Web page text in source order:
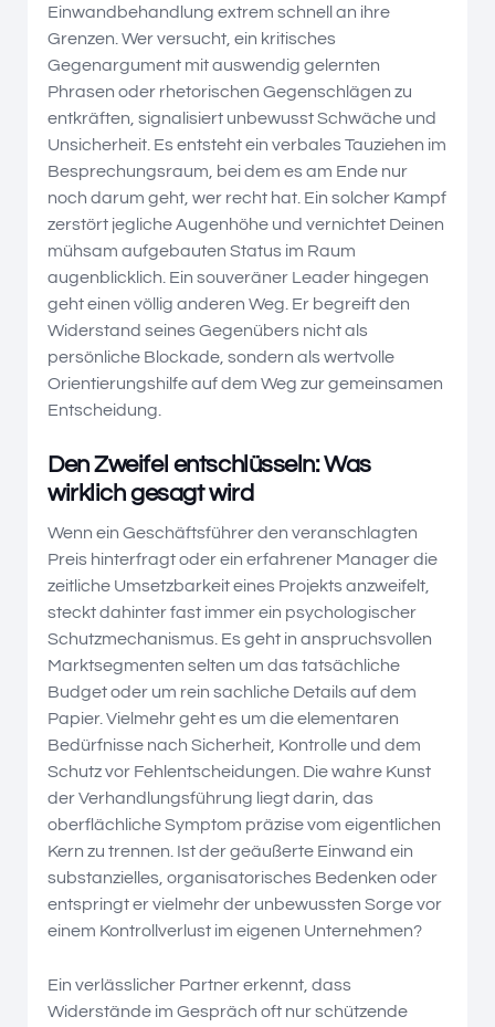
Einwandbehandlung extrem schnell an ihre
Grenzen. Wer versucht, ein kritisches
Gegenargument mit auswendig gelernten
Phrasen oder rhetorischen Gegenschlägen zu
entkräften, signalisiert unbewusst Schwäche und
Unsicherheit. Es entsteht ein verbales Tauziehen im
Besprechungsraum, bei dem es am Ende nur
noch darum geht, wer recht hat. Ein solcher Kampf
zerstört jegliche Augenhöhe und vernichtet Deinen
mühsam aufgebauten Status im Raum
augenblicklich. Ein souveräner Leader hingegen
geht einen völlig anderen Weg. Er begreift den
Widerstand seines Gegenübers nicht als
persönliche Blockade, sondern als wertvolle
Orientierungshilfe auf dem Weg zur gemeinsamen
Entscheidung.
Den Zweifel entschlüsseln: Was
wirklich gesagt wird
Wenn ein Geschäftsführer den veranschlagten
Preis hinterfragt oder ein erfahrener Manager die
zeitliche Umsetzbarkeit eines Projekts anzweifelt,
steckt dahinter fast immer ein psychologischer
Schutzmechanismus. Es geht in anspruchsvollen
Marktsegmenten selten um das tatsächliche
Budget oder um rein sachliche Details auf dem
Papier. Vielmehr geht es um die elementaren
Bedürfnisse nach Sicherheit, Kontrolle und dem
Schutz vor Fehlentscheidungen. Die wahre Kunst
der Verhandlungsführung liegt darin, das
oberflächliche Symptom präzise vom eigentlichen
Kern zu trennen. Ist der geäußerte Einwand ein
substanzielles, organisatorisches Bedenken oder
entspringt er vielmehr der unbewussten Sorge vor
einem Kontrollverlust im eigenen Unternehmen?
Ein verlässlicher Partner erkennt, dass
Widerstände im Gespräch oft nur schützende